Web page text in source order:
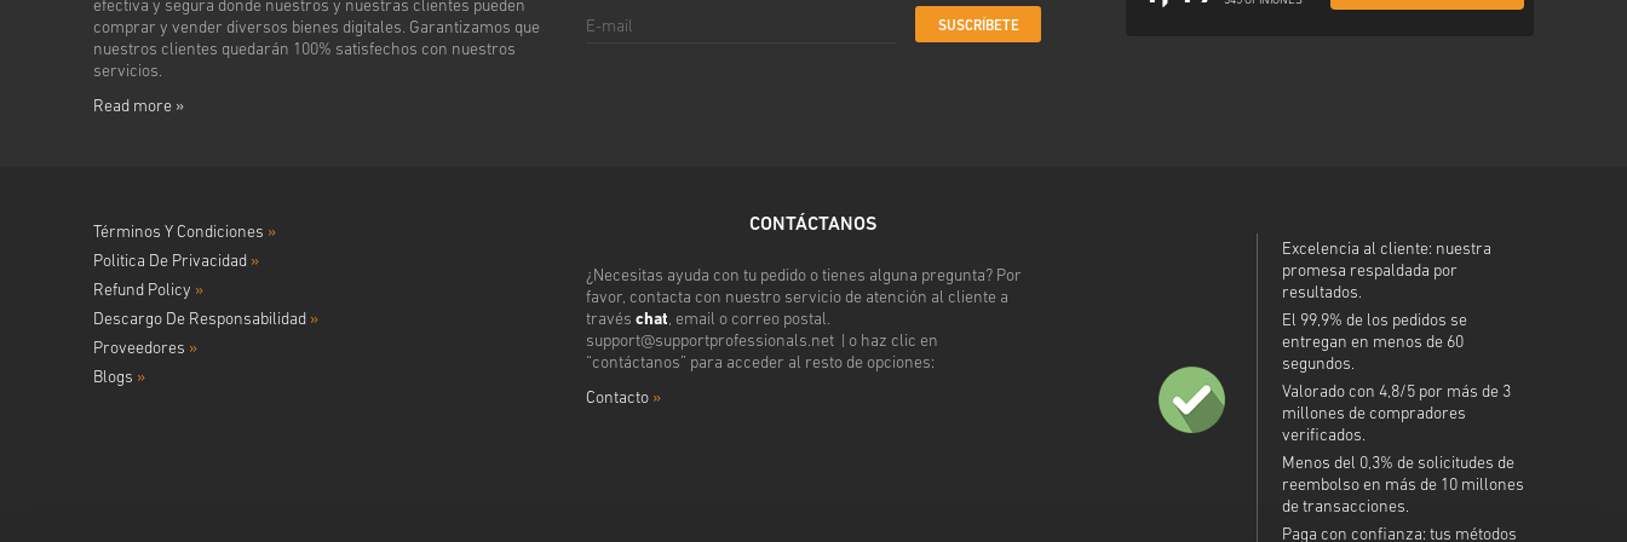
efectiva y segura donde nuestros y nuestras clientes pueden
comprar y vender diversos bienes digitales. Garantizamos que
nuestros clientes quedarán 100% satisfechos con nuestros
servicios.
Read more »
SUSCRÍBETE
Términos Y Condiciones »
Politica De Privacidad »
Refund Policy »
Descargo De Responsabilidad »
Proveedores »
Blogs »
CONTÁCTANOS
¿Necesitas ayuda con tu pedido o tienes alguna pregunta? Por
favor, contacta con nuestro servicio de atención al cliente a
través chat, email o correo postal.
support@supportprofessionals.net| o haz clic en
“contáctanos” para acceder al resto de opciones:
Contacto »
Excelencia al cliente: nuestra
promesa respaldada por
resultados.
El 99,9% de los pedidos se
entregan en menos de 60
segundos.
Valorado con 4,8/5 por más de 3
millones de compradores
verificados.
Menos del 0,3% de solicitudes de
reembolso en más de 10 millones
de transacciones.
Paga con confianza: tus métodos